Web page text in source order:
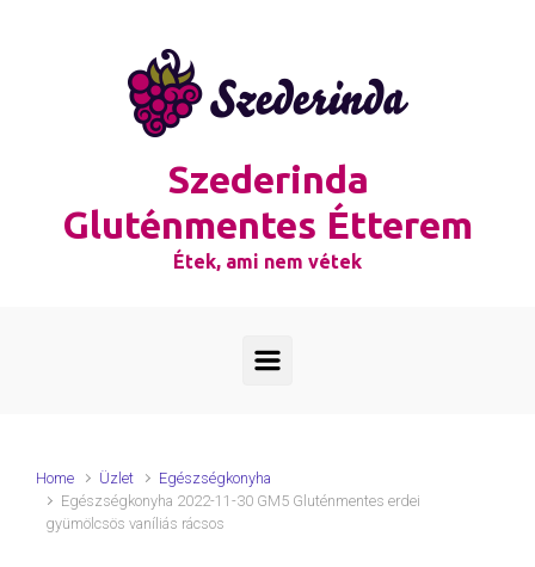
Szederinda
Gluténmentes Étterem
Étek, ami nem vétek
Home Üzlet
Egészségkonyha
Egészségkonyha 2022-11-30 GM5 Gluténmentes erdei
gyümölcsös vaníliás rácsos